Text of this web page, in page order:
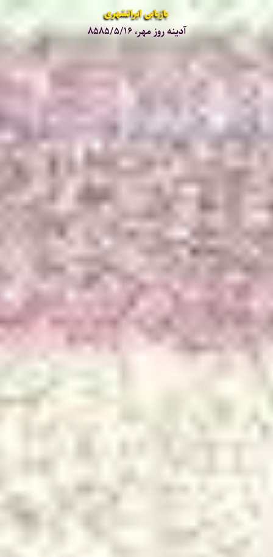
بازیابی ایرانشهری
آدینه روز مهر، ۸۵۸۵/۵/۱۶